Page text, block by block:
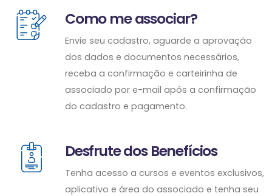
Como me associar?
Envie seu cadastro, aguarde a aprovação
dos dados e documentos necessários,
receba a confirmação e carteirinha de
associado por e-mail após a confirmação
do cadastro e pagamento.
Desfrute dos Benefícios
Tenha acesso a cursos e eventos exclusivos,
aplicativo e área do associado e tenha seu